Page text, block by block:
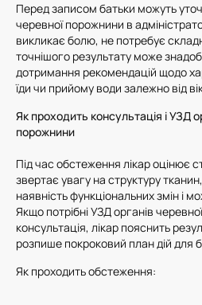
Перед записом батьки можуть
черевної порожнини в
викликає болю, не потребує
точнішого результату може
дотримання рекомендацій щодо
їди чи прийому води залежно від
Як проходить консультація і УЗД
порожнини
Під час обстеження лікар оцінює
звертає увагу на структуру
наявність функціональних змін і
Якщо потрібні УЗД органів
консультація, лікар пояснить
розпише покроковий план дій для
Як проходить обстеження: